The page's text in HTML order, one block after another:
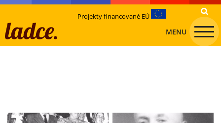
Projekty financované EÚ
MENU